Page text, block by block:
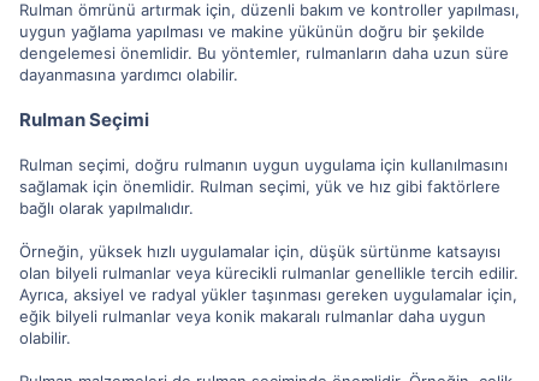
Rulman ömrünü artırmak için, düzenli bakım ve kontroller yapılması,
uygun yağlama yapılması ve makine yükünün doğru bir şekilde
dengelemesi önemlidir. Bu yöntemler, rulmanların daha uzun süre
dayanmasına yardımcı olabilir.
Rulman Seçimi
Rulman seçimi, doğru rulmanın uygun uygulama için kullanılmasını
sağlamak için önemlidir. Rulman seçimi, yük ve hız gibi faktörlere
bağlı olarak yapılmalıdır.
Örneğin, yüksek hızlı uygulamalar için, düşük sürtünme katsayısı
olan bilyeli rulmanlar veya kürecikli rulmanlar genellikle tercih edilir.
Ayrıca, aksiyel ve radyal yükler taşınması gereken uygulamalar için,
eğik bilyeli rulmanlar veya konik makaralı rulmanlar daha uygun
olabilir.